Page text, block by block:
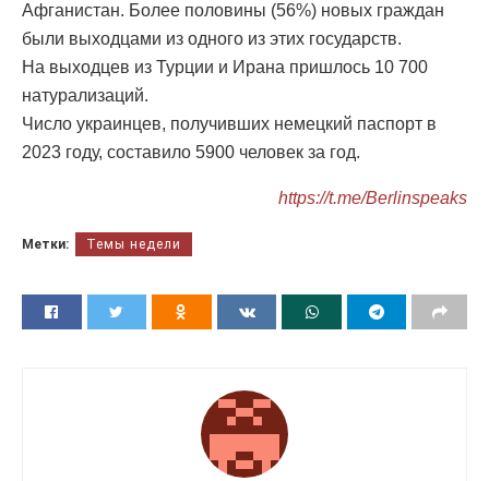
Афганистан. Более половины (56%) новых граждан
были выходцами из одного из этих государств.
На выходцев из Турции и Ирана пришлось 10 700
натурализаций.
Число украинцев, получивших немецкий паспорт в
2023 году, составило 5900 человек за год.
https://t.me/Berlinspeaks
Метки: Темы недели